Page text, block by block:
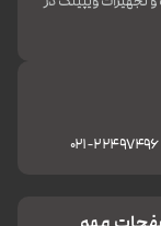
۰۲۱-۲۲۴۹۷۴۹۶